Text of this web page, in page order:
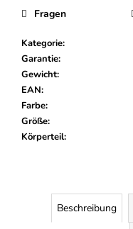
Kategorie:
Garantie:
Gewicht:
EAN:
Farbe:
Größe:
Körperteil:
Fragen
Beschreibung